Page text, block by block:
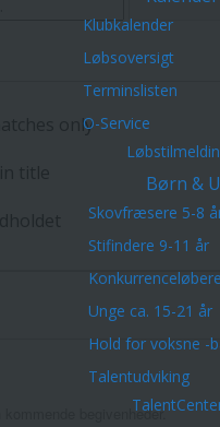
Klubkalender
Løbsoversigt
Terminslisten
O-Service
Børn &
Skovfræsere 5-8
Stifindere 9-11 år
Unge ca. 15-21 år
Hold for voksne -
Talentudviking
only
kommende begivenheder.